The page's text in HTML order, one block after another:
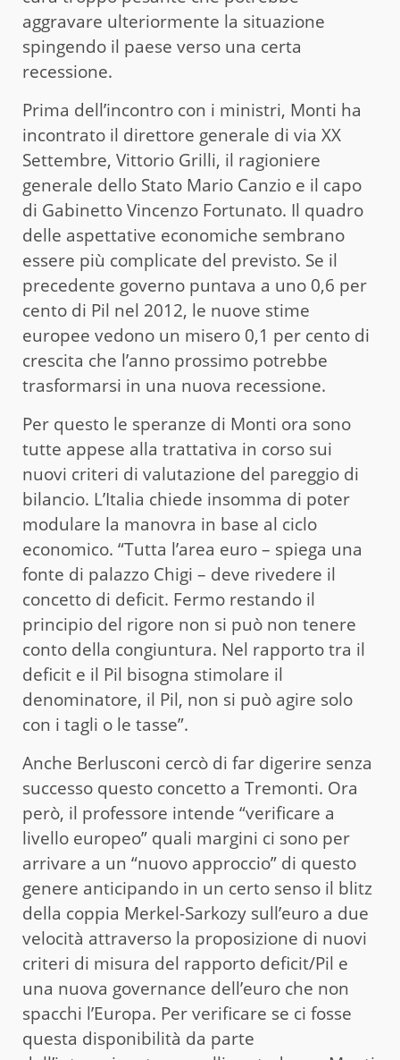
aggravare ulteriormente la situazione
spingendo il paese verso una certa
recessione.
Prima dell’incontro con i ministri, Monti ha
incontrato il direttore generale di via XX
Settembre, Vittorio Grilli, il ragioniere
generale dello Stato Mario Canzio e il capo
di Gabinetto Vincenzo Fortunato. Il quadro
delle aspettative economiche sembrano
essere più complicate del previsto. Se il
precedente governo puntava a uno 0,6 per
cento di Pil nel 2012, le nuove stime
europee vedono un misero 0,1 per cento di
crescita che l’anno prossimo potrebbe
trasformarsi in una nuova recessione.
Per questo le speranze di Monti ora sono
tutte appese alla trattativa in corso sui
nuovi criteri di valutazione del pareggio di
bilancio. L’Italia chiede insomma di poter
modulare la manovra in base al ciclo
economico. “Tutta l’area euro – spiega una
fonte di palazzo Chigi – deve rivedere il
concetto di deficit. Fermo restando il
principio del rigore non si può non tenere
conto della congiuntura. Nel rapporto tra il
deficit e il Pil bisogna stimolare il
denominatore, il Pil, non si può agire solo
con i tagli o le tasse”.
Anche Berlusconi cercò di far digerire senza
successo questo concetto a Tremonti. Ora
però, il professore intende “verificare a
livello europeo” quali margini ci sono per
arrivare a un “nuovo approccio” di questo
genere anticipando in un certo senso il blitz
della coppia Merkel-Sarkozy sull’euro a due
velocità attraverso la proposizione di nuovi
criteri di misura del rapporto deficit/Pil e
una nuova governance dell’euro che non
spacchi l’Europa. Per verificare se ci fosse
questa disponibilità da parte